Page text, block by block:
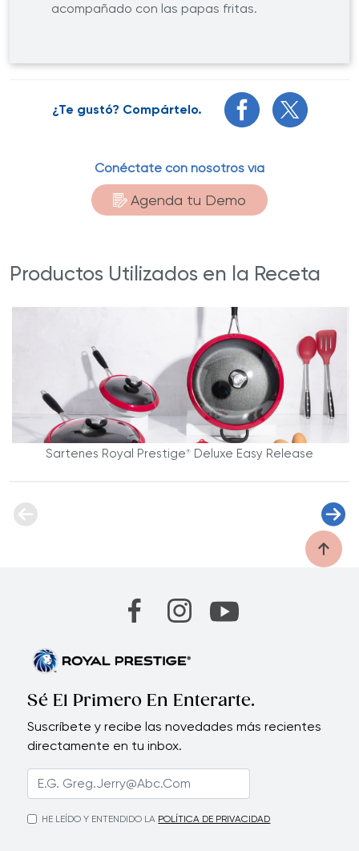
acompañado con las papas fritas.
¿Te gustó? Compártelo.
Conéctate con nosotros vía
Agenda tu Demo
Productos Utilizados en la Receta
Sartenes Royal Prestige® Deluxe Easy Release
Sé El Primero En Enterarte.
Suscríbete y recibe las novedades más recientes
directamente en tu inbox.
HE LEÍDO Y ENTENDIDO LA POLÍTICA DE PRIVACIDAD